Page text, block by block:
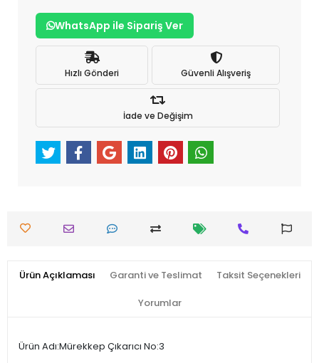
WhatsApp ile Sipariş Ver
Hızlı Gönderi Güvenli Alışveriş
İade ve Değişim
Ürün Açıklaması Garanti ve Teslimat Taksit Seçenekleri
Yorumlar
Ürün Adı:Mürekkep Çıkarıcı No:3